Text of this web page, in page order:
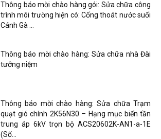
Thông báo mời chào hàng gói: Sửa chữa công
trình môi trường hiện có: Cống thoát nước suối
Cánh Gà …
Thông báo mời chào hàng: Sửa chữa nhà Đài
tưởng niệm
Thông báo mời chào hàng: Sửa chữa Trạm
quạt gió chính 2K56N30 – Hạng mục biến tần
trung áp 6kV trọn bộ ACS20602K-AN1-a-1E
(Số...